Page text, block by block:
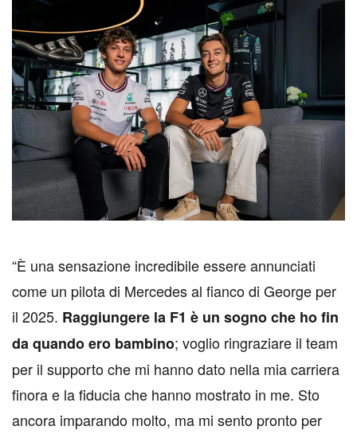
“È una sensazione incredibile essere annunciati
come un pilota di Mercedes al fianco di George per
il 2025. Raggiungere la F1 è un sogno che ho fin
da quando ero bambino; voglio ringraziare il team
per il supporto che mi hanno dato nella mia carriera
finora e la fiducia che hanno mostrato in me. Sto
ancora imparando molto, ma mi sento pronto per